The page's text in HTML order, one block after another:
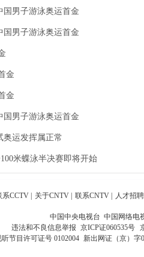
国男子游泳奥运首金
国男子游泳奥运首金
金
金
国男子游泳奥运首金
奥运发挥属正常
米蝶泳半决赛即将开始
系CCTV 关于CNTV 联系CNTV 人才招聘
中国中央电视台 中国网络电
违法和不良信息举报 京ICP证060535号
节目许可证号 0102004 新出网证（京）